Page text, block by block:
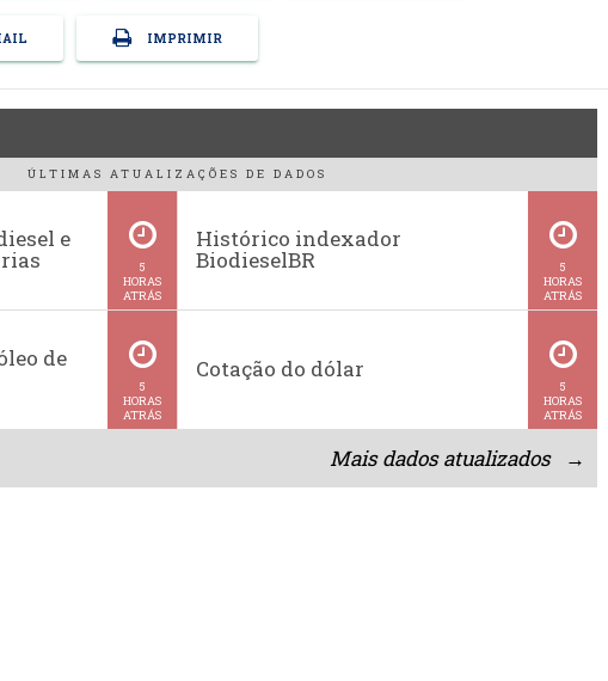
IMPRIMIR
ÚLTIMAS ATUALIZAÇÕES DE DADOS
e
5
HORAS
ATRÁS
Histórico indexador
BiodieselBR
5
HORAS
ATRÁS
de
5
HORAS
ATRÁS
Cotação do dólar
5
HORAS
ATRÁS
Mais dados atualizados →